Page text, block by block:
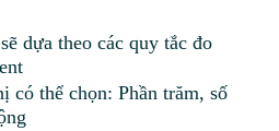
dựa theo các quy tắc đo
có thể chọn: Phần trăm, số